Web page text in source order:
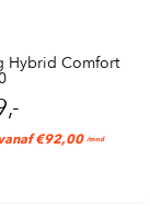
Hybrid Comfort
€92,00 /mnd